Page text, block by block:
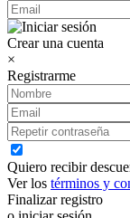
Crear una cuenta
×
Registrarme
Quiero recibir
Ver los términos y
Finalizar registro